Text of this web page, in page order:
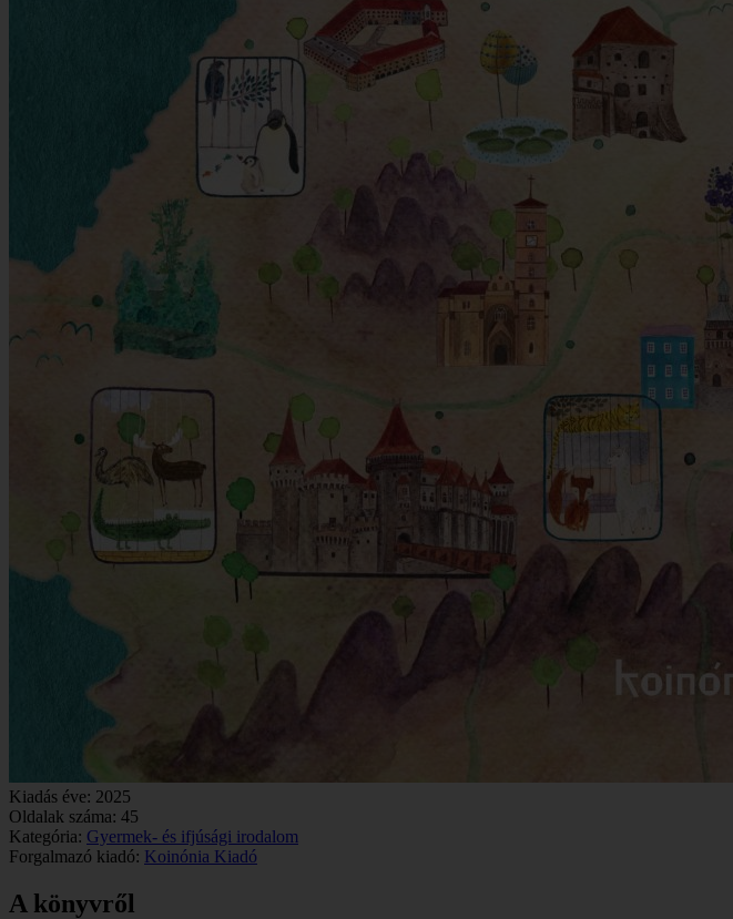
Kiadás éve: 2025
Oldalak száma: 45
Kategória: Gyermek- és ifjúsági irodalom
Forgalmazó kiadó: Koinónia Kiadó
A könyvről